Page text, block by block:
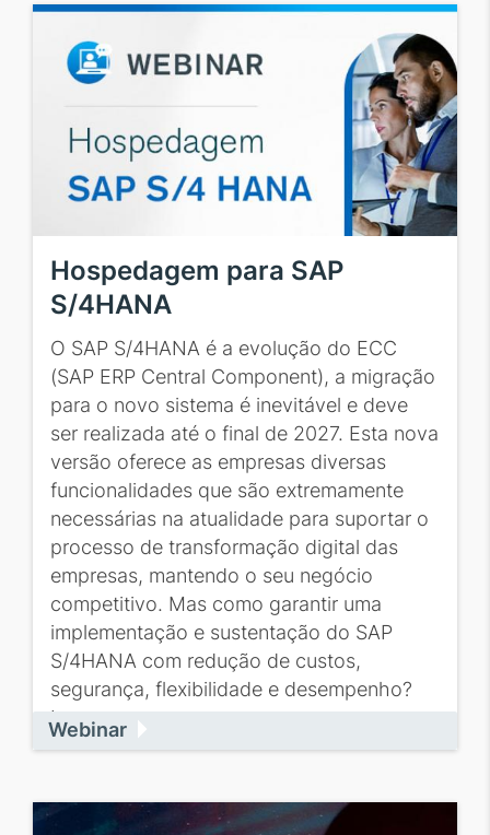
Hospedagem para SAP
S/4HANA
O SAP S/4HANA é a evolução do ECC
(SAP ERP Central Component), a migração
para o novo sistema é inevitável e deve
ser realizada até o final de 2027. Esta nova
versão oferece as empresas diversas
funcionalidades que são extremamente
necessárias na atualidade para suportar o
processo de transformação digital das
empresas, mantendo o seu negócio
competitivo. Mas como garantir uma
implementação e sustentação do SAP
S/4HANA com redução de custos,
segurança, flexibilidade e desempenho?
Inscreva-se...
Webinar